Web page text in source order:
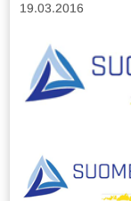
19.03.2016